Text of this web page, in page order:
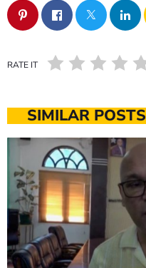
RATE IT
SIMILAR POSTS